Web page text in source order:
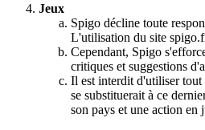
Jeux
Spigo décline toute
L'utilisation du site
Cependant, Spigo
critiques et suggestions
Il est interdit d'utiliser tout
se substituerait à ce
son pays et une action en